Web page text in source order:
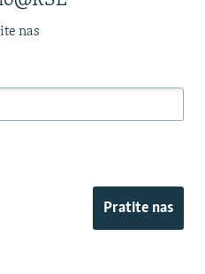
nas
Pratite nas